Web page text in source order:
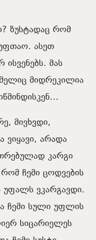
ზუსტადაც რომ
ასეთ
მას
მიდრეკილია
მივხვდი,
ვიყავი, არადა
კარგი
ჩემი ცოდვების
უფალს ვკარგავდი.
ჩემი სული უფლის
სიცარიელეს